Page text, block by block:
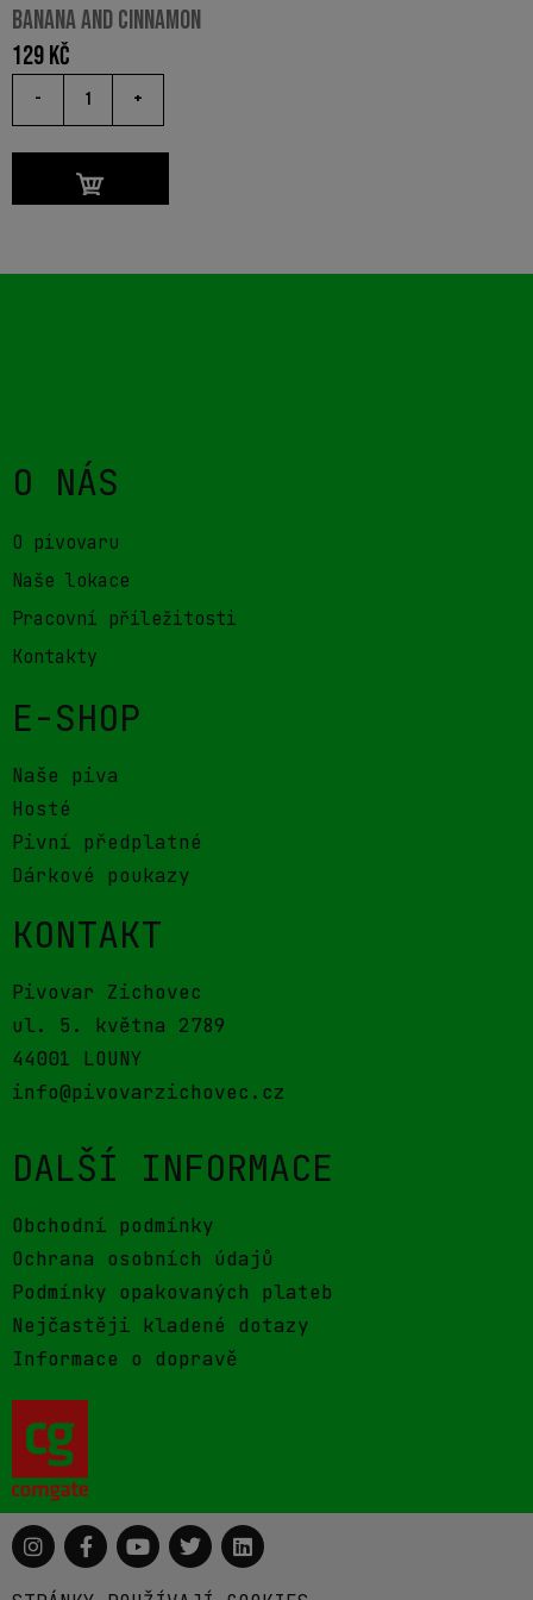
BANANA AND CINNAMON
129Kč
- +
O NÁS
O pivovaru
Naše lokace
Pracovní příležitosti
Kontakty
E-SHOP
Naše piva
Hosté
Pivní předplatné
Dárkové poukazy
KONTAKT
Pivovar Zichovec
ul. 5. května 2789
44001 LOUNY
info@pivovarzichovec.cz
DALŠÍ INFORMACE
Obchodní podmínky
Ochrana osobních údajů
Podmínky opakovaných plateb
Nejčastěji kladené dotazy
Informace o dopravě